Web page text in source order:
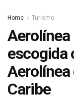
Home Turismo
Aerolínea
escogida
Caribe